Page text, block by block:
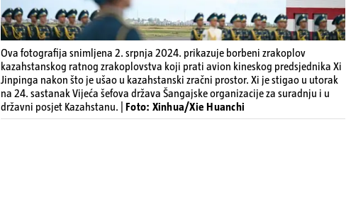
Ova fotografija snimljena 2. srpnja 2024. prikazuje borbeni zrakoplov
kazahstanskog ratnog zrakoplovstva koji prati avion kineskog predsjednika Xi
Jinpinga nakon što je ušao u kazahstanski zračni prostor. Xi je stigao u utorak
na 24. sastanak Vijeća šefova država Šangajske organizacije za suradnju i u
državni posjet Kazahstanu. | Foto: Xinhua/Xie Huanchi